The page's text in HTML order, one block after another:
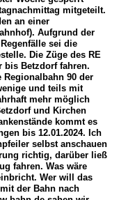
mitgeteilt.
an einer
Aufgrund der
sei die
Die Züge des RE
bis Betzdorf fahren.
90 der
und teils mit
mehr möglich
und Kirchen
kommt es
bis 12.01.2024. Ich
selbst anschauen
richtig, darüber ließ
fahren. Was wäre
Wer will das
der Bahn nach